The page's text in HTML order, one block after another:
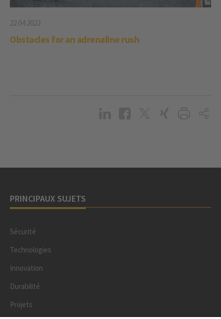
22.04.2022
Obstacles for an adrenaline rush
PRINCIPAUX SUJETS
Sécurité
Technologies
Innovation
Durabilité
Projets